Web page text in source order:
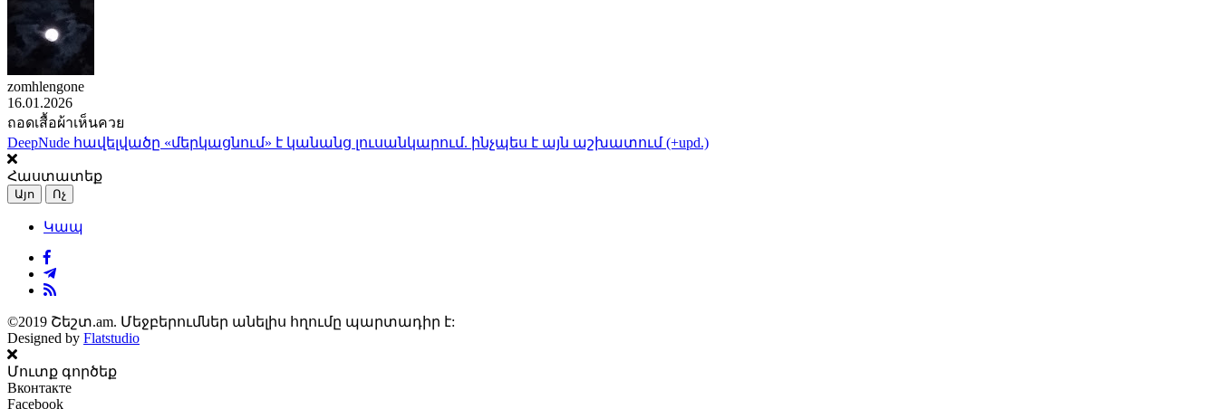
zomhlengone
16.01.2026
ถอดเสื้อผ้าเห็นควย
DeepNude հավելվածը «մերկացնում» է կանանց լուսանկարում. ինչպես է այն աշխատում (+upd.)
Հաստատեք
Այո Ոչ
Կապ
©2019 Շեշտ.am. Մեջբերումներ անելիս հղումը պարտադիր է:
Designed by Flatstudio
Մուտք գործեք
Вконтакте
Facebook